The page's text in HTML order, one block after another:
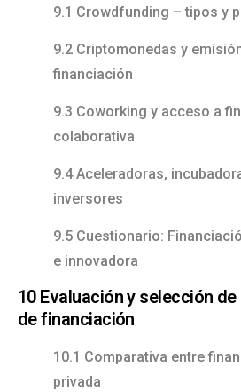
9.1 Crowdfunding – tipos y
9.2 Criptomonedas y
financiación
9.3 Coworking y acceso a
colaborativa
9.4 Aceleradoras,
inversores
9.5 Cuestionario:
e innovadora
10 Evaluación y selección
de financiación
10.1 Comparativa entre
privada